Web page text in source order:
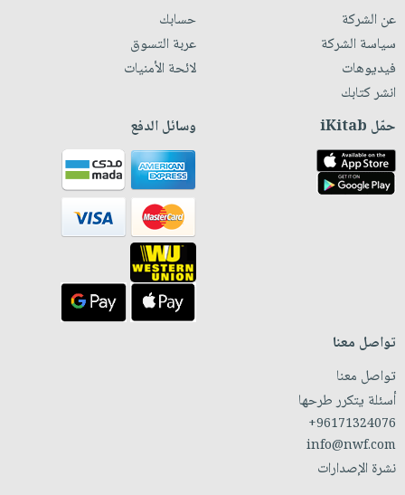
عن الشركة
سياسة الشركة
فيديوهات
انشر كتابك
حسابك
عربة التسوق
لائحة الأمنيات
حمّل iKitab وسائل الدفع
تواصل معنا
تواصل معنا
أسئلة يتكرر طرحها
+96171324076
info@nwf.com
نشرة الإصدارات